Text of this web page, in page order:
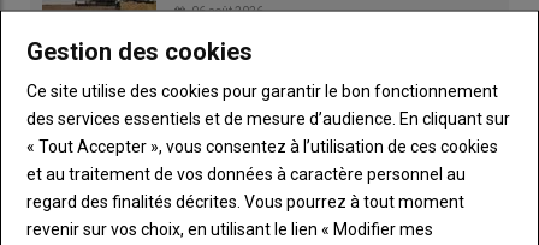
06 août 2026
23 juillet 2026
Gestion des cookies
Ce site utilise des cookies pour garantir le bon fonctionnement
des services essentiels et de mesure d’audience. En cliquant sur
« Tout Accepter », vous consentez à l’utilisation de ces cookies
et au traitement de vos données à caractère personnel au
regard des finalités décrites. Vous pourrez à tout moment
revenir sur vos choix, en utilisant le lien « Modifier mes